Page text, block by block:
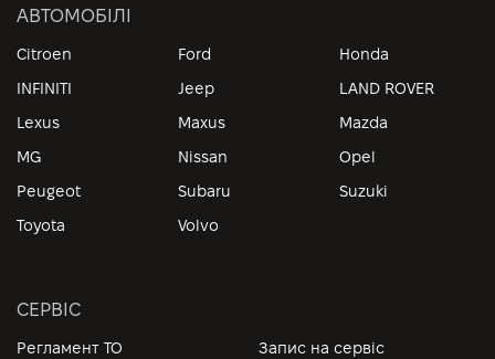
АВТОМОБІЛІ
Citroen Ford
Honda
INFINITI
Jeep
LAND ROVER
Lexus
Maxus
Mazda
MG
Nissan
Opel
Peugeot
Subaru
Suzuki
Toyota
Volvo
СЕРВІС
Регламент ТО
Запис на сервіс